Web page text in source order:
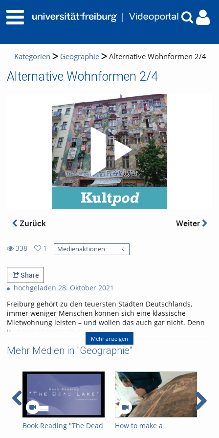
Kategorien Geographie Alternative Wohnformen 2/4
Alternative Wohnformen 2/4
Zurück Weiter
338
views
1
favorites
Medienaktionen
Share
hochgeladen 28. Oktober 2021
Freiburg gehört zu den teuersten Städten Deutschlands,
immer weniger Menschen können sich eine klassische
Mietwohnung leisten – und wollen das auch gar nicht. Denn
Wohnen ist mehr als ein Zuhause.
Teil 2: Hausbesetzung
Projektleitung: Julia Dornhöfer
Jingle und technische Bearbeitung: Mostafa Daoud
Institut für Kulturanthropologie und Europäische Ethnologie
Freiburg
Bild: spinheike, abrufbar unter
https://pixabay.com/photos/berlin-kreuzberg-friedrichshain-
Mehr anzeigen
Mehr Medien in "Geographie"
Book Reading "The Dead
How to make a